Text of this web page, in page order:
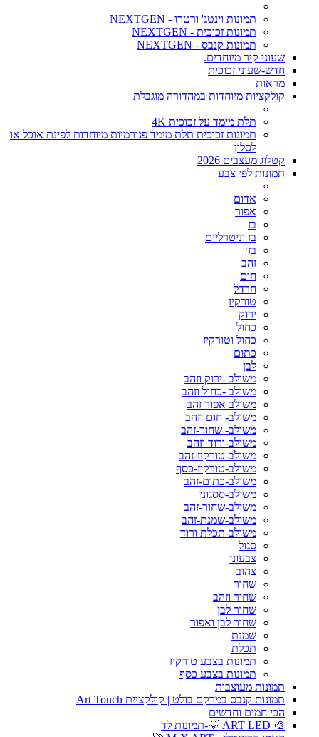
תמונות וינטג' ורטרו - NEXTGEN
תמונות זכוכית - NEXTGEN
תמונות קנבס - NEXTGEN
שעוני קיר מיוחדים.
חדש-שעוני זכוכית
מראות
קולקציות מיוחדות במהדורה מוגבלת
תלת מימד על זכוכית 4K
תמונות זכוכית תלת מימד פנורמיות מיוחדות לפינת אוכל או
לסלון
קטלוג מעצבים 2026
תמונות לפי צבע
אדום
אפור
בז
בז וניטרליים
בז׳
זהב
חום
חרדל
טורקיז
ירוק
כחול
כחול וטורקיז
כתום
לבן
משולב -ירוק וזהב
משולב -כחול וזהב
משולב אפור זהב
משולב- חום וזהב
משולב- שחור-זהב
משולב-ורוד וזהב
משולב-טורקיז-זהב
משולב-טורקיז-כסף
משולב-כתום-זהב
משולב-ססגוני
משולב-שחור-זהב
משולב-שמנת-זהב
משולב-תכלת ורוד
סגול
צבעוני
צהוב
שחור
שחור וזהב
שחור לבן
שחור לבן ואפור
שמנת
תכלת
תמונות בצבע טורקיז
תמונות בצבע כסף
תמונות מעוצבות
תמונות קנבס במרקם בולט | קולקציית Art Touch
הכי חמים וחדשים
🎨 ART LED 💡-תמונות לד